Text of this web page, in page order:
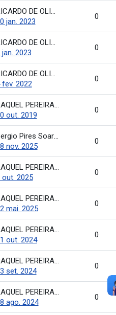
RICARDO DE OLIVEIRA BRASIL COSTA
jan. 2023
0
RICARDO DE OLIVEIRA BRASIL COSTA
jan. 2023
0
RICARDO DE OLIVEIRA BRASIL COSTA
fev. 2022
0
RAQUEL PEREIRA DE ARRUDA
out. 2019
0
Sergio Pires Soares
nov. 2025
0
RAQUEL PEREIRA DE ARRUDA
out. 2025
0
RAQUEL PEREIRA DE ARRUDA
mai. 2025
0
RAQUEL PEREIRA DE ARRUDA
out. 2024
0
RAQUEL PEREIRA DE ARRUDA
set. 2024
0
RAQUEL PEREIRA DE ARRUDA
ago. 2024
0